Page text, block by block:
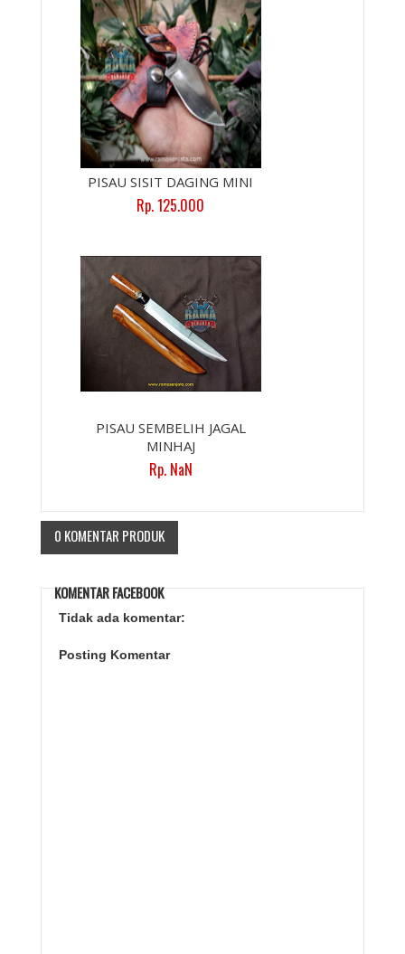
PISAU SISIT DAGING MINI
Rp. 125.000
PISAU SEMBELIH JAGAL
MINHAJ
Rp. NaN
0 KOMENTAR PRODUK
KOMENTAR FACEBOOK
Tidak ada komentar:
Posting Komentar